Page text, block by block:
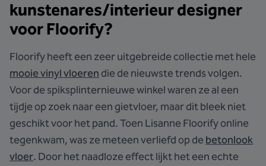
kunstenares/interieur designer
voor Floorify?
Floorify heeft een zeer uitgebreide collectie met hele
mooie vinyl vloeren die de nieuwste trends volgen.
Voor de spiksplinternieuwe winkel waren ze al een
tijdje op zoek naar een gietvloer, maar dit bleek niet
geschikt voor het pand. Toen Lisanne Floorify online
tegenkwam, was ze meteen verliefd op de betonlook
vloer. Door het naadloze effect lijkt het een echte